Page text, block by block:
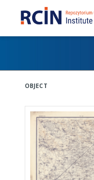
OBJECT